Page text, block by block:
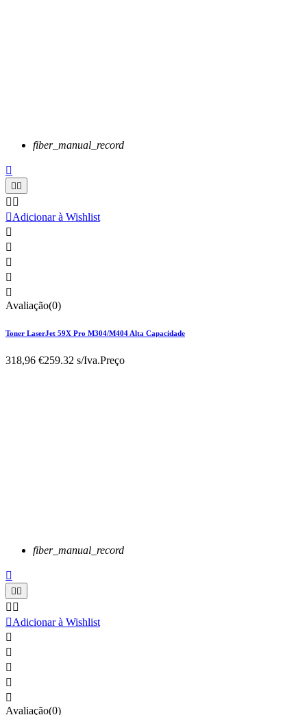
fiber_manual_record

 
 
Adicionar à Wishlist





Avaliação(0)
Toner LaserJet 59X Pro M304/M404 Alta Capacidade
318,96 €259.32 s/Iva.Preço
fiber_manual_record

 
 
Adicionar à Wishlist





Avaliação(0)